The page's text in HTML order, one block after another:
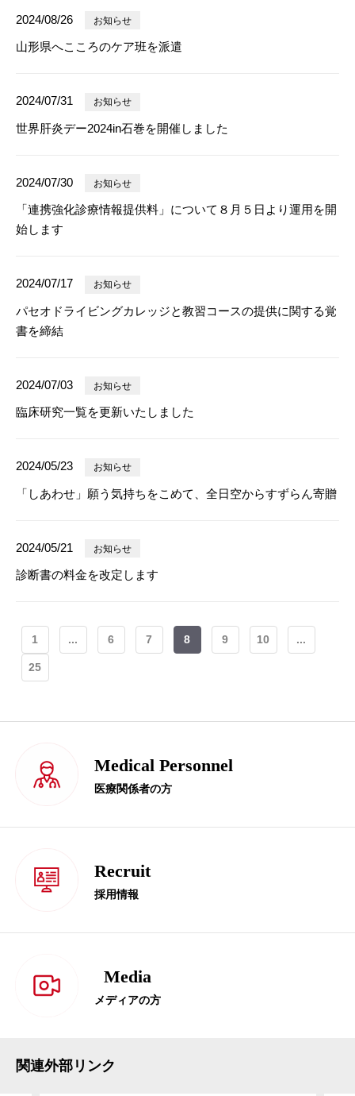
2024/08/26 お知らせ
山形県へこころのケア班を派遣
2024/07/31 お知らせ
世界肝炎デー2024in石巻を開催しました
2024/07/30 お知らせ
「連携強化診療情報提供料」について８月５日より運用を開
始します
2024/07/17 お知らせ
パセオドライビングカレッジと教習コースの提供に関する覚
書を締結
2024/07/03 お知らせ
臨床研究一覧を更新いたしました
2024/05/23 お知らせ
「しあわせ」願う気持ちをこめて、全日空からすずらん寄贈
2024/05/21 お知らせ
診断書の料金を改定します
1 ... 6 7 8 9 10 ...
25
Medical Personnel
医療関係者の方
Recruit
採用情報
Media
メディアの方
関連外部リンク